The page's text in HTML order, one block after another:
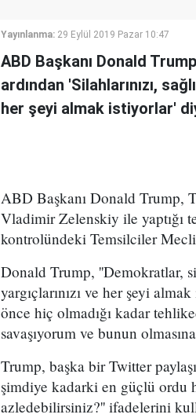
Yayınlanma: 29 Eylül 2019 Pazar 10:47
ABD Başkanı Donald
ardından 'Silahlarınızı,
her şeyi almak istiyorlar'
ABD Başkanı Donald Trump,
Vladimir Zelenskiy ile yaptığı
kontrolündeki Temsilciler
Donald Trump, ''Demokratlar,
yargıçlarınızı ve her şeyi
önce hiç olmadığı kadar
savaşıyorum ve bunun
Trump, başka bir Twitter
şimdiye kadarki en güçlü ordu
azledebilirsiniz?'' ifadelerini